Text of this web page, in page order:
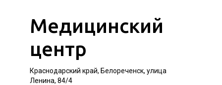
Медицинский
центр
Краснодарский край, Белореченск, улица
Ленина, 84/4